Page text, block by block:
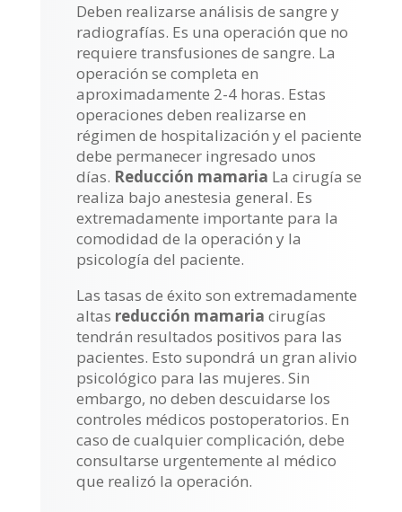
Deben realizarse análisis de sangre y
radiografías. Es una operación que no
requiere transfusiones de sangre. La
operación se completa en
aproximadamente 2-4 horas. Estas
operaciones deben realizarse en
régimen de hospitalización y el paciente
debe permanecer ingresado unos
días. Reducción mamaria La cirugía se
realiza bajo anestesia general. Es
extremadamente importante para la
comodidad de la operación y la
psicología del paciente.
Las tasas de éxito son extremadamente
altas reducción mamaria cirugías
tendrán resultados positivos para las
pacientes. Esto supondrá un gran alivio
psicológico para las mujeres. Sin
embargo, no deben descuidarse los
controles médicos postoperatorios. En
caso de cualquier complicación, debe
consultarse urgentemente al médico
que realizó la operación.